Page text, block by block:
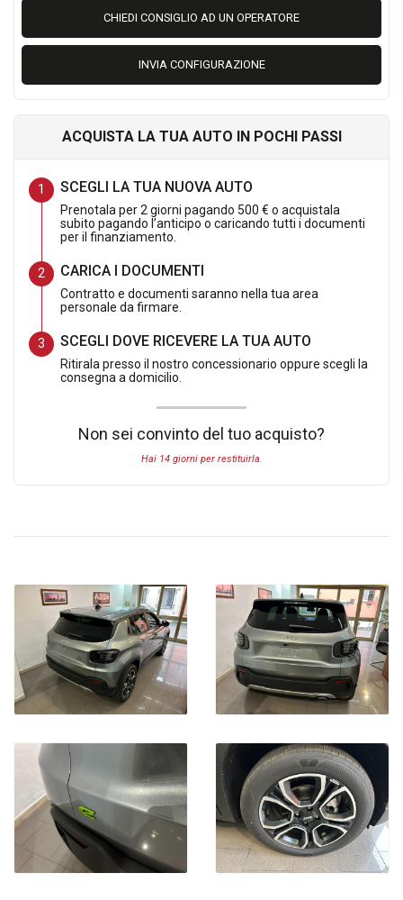
Formula soddisfatto o Rimborsato:
Dal ricevimento del veicolo avrai 21 giorni o 500 Km di prova
Potrai quindi testare e provare il tuo nuovo veicolo e se non
Dotazione extra serie inclusa nell offerta:
Infotaiment pack ( Sistema di navigazione , impianto
stereo JBL)
Vernice
DETTAGLIO OFFERTA:
SENZA PROMO CARFORAUTO EASY & SAFE : 29.990,00 Euro
(offerta valida con sottoscrizione dei servizi finanziari e
Ipt/immatricolazioni esclusi
FINANZIA LA TUA AUTO
POTRAI SCEGLIERE FRA NUMEROSE TIPOLOGIE DI
FINANZIAMENTO E CON LA POSSIBILITA' DI AGGIUNGERE
NUMEROSI SERVIZI COME ASSICURAZIONI FURTO INCENDIO,
CHIEDI CONSIGLIO AD UN OPERATORE
INVIA CONFIGURAZIONE
ACQUISTA LA TUA AUTO IN POCHI PASSI
SCEGLI LA TUA NUOVA AUTO
Prenotala per 2 giorni pagando 500 € o acquistala
subito pagando l’anticipo o caricando tutti i documenti
per il finanziamento.
CARICA I DOCUMENTI
Contratto e documenti saranno nella tua area
personale da firmare.
SCEGLI DOVE RICEVERE LA TUA AUTO
Ritirala presso il nostro concessionario oppure scegli la
consegna a domicilio.
Non sei convinto del tuo acquisto?
Hai 14 giorni per restituirla.